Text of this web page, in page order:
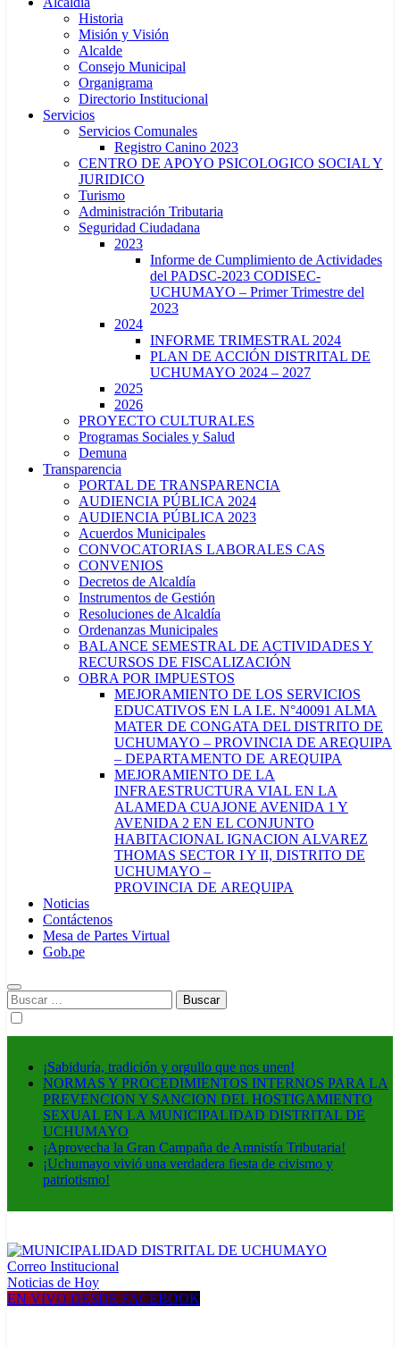
Historia
Misión y Visión
Alcalde
Consejo Municipal
Organigrama
Directorio Institucional
Servicios
Servicios Comunales
Registro Canino 2023
CENTRO DE APOYO PSICOLOGICO SOCIAL Y
JURIDICO
Turismo
Administración Tributaria
Seguridad Ciudadana
2023
Informe de Cumplimiento de Actividades
del PADSC-2023 CODISEC-
UCHUMAYO – Primer Trimestre del
2023
2024
INFORME TRIMESTRAL 2024
PLAN DE ACCIÓN DISTRITAL DE
UCHUMAYO 2024 – 2027
2025
2026
PROYECTO CULTURALES
Programas Sociales y Salud
Demuna
Transparencia
PORTAL DE TRANSPARENCIA
AUDIENCIA PÚBLICA 2024
AUDIENCIA PÚBLICA 2023
Acuerdos Municipales
CONVOCATORIAS LABORALES CAS
CONVENIOS
Decretos de Alcaldía
Instrumentos de Gestión
Resoluciones de Alcaldía
Ordenanzas Municipales
BALANCE SEMESTRAL DE ACTIVIDADES Y
RECURSOS DE FISCALIZACIÓN
OBRA POR IMPUESTOS
MEJORAMIENTO DE LOS SERVICIOS
EDUCATIVOS EN LA I.E. N°40091 ALMA
MATER DE CONGATA DEL DISTRITO DE
UCHUMAYO – PROVINCIA DE AREQUIPA
– DEPARTAMENTO DE AREQUIPA
MEJORAMIENTO DE LA
INFRAESTRUCTURA VIAL EN LA
ALAMEDA CUAJONE AVENIDA 1 Y
AVENIDA 2 EN EL CONJUNTO
HABITACIONAL IGNACION ALVAREZ
THOMAS SECTOR I Y II, DISTRITO DE
UCHUMAYO –
PROVINCIA DE AREQUIPA
Noticias
Contáctenos
Mesa de Partes Virtual
Gob.pe
Buscar:
¡Sabiduría, tradición y orgullo que nos unen!
NORMAS Y PROCEDIMIENTOS INTERNOS PARA LA
PREVENCION Y SANCION DEL HOSTIGAMIENTO
SEXUAL EN LA MUNICIPALIDAD DISTRITAL DE
UCHUMAYO
¡Aprovecha la Gran Campaña de Amnistía Tributaria!
¡Uchumayo vivió una verdadera fiesta de civismo y
patriotismo!
MUNICIPALIDAD DISTRITAL DE UCHUMAYO
Construyendo una nueva Historia
Correo Institucional
Noticias de Hoy
EN VIVO DESDE FACEBOOK